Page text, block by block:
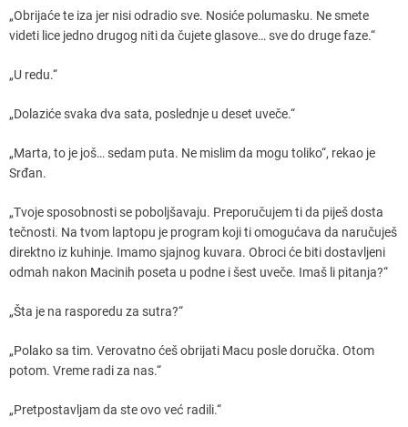
„Obrijaće te iza jer nisi odradio sve. Nosiće polumasku. Ne smete
videti lice jedno drugog niti da čujete glasove… sve do druge faze.“
„U redu.“
„Dolaziće svaka dva sata, poslednje u deset uveče.“
„Marta, to je još… sedam puta. Ne mislim da mogu toliko“, rekao je
Srđan.
„Tvoje sposobnosti se poboljšavaju. Preporučujem ti da piješ dosta
tečnosti. Na tvom laptopu je program koji ti omogućava da naručuješ
direktno iz kuhinje. Imamo sjajnog kuvara. Obroci će biti dostavljeni
odmah nakon Macinih poseta u podne i šest uveče. Imaš li pitanja?“
„Šta je na rasporedu za sutra?“
„Polako sa tim. Verovatno ćeš obrijati Macu posle doručka. Otom
potom. Vreme radi za nas.“
„Pretpostavljam da ste ovo već radili.“